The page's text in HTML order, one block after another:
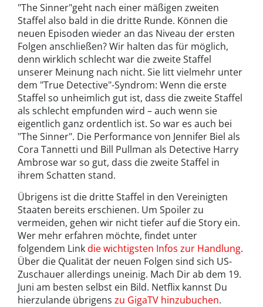
"The Sinner"geht nach einer mäßigen zweiten
Staffel also bald in die dritte Runde. Können die
neuen Episoden wieder an das Niveau der ersten
Folgen anschließen? Wir halten das für möglich,
denn wirklich schlecht war die zweite Staffel
unserer Meinung nach nicht. Sie litt vielmehr unter
dem "True Detective"-Syndrom: Wenn die erste
Staffel so unheimlich gut ist, dass die zweite Staffel
als schlecht empfunden wird – auch wenn sie
eigentlich ganz ordentlich ist. So war es auch bei
"The Sinner". Die Performance von Jennifer Biel als
Cora Tannetti und Bill Pullman als Detective Harry
Ambrose war so gut, dass die zweite Staffel in
ihrem Schatten stand.
Übrigens ist die dritte Staffel in den Vereinigten
Staaten bereits erschienen. Um Spoiler zu
vermeiden, gehen wir nicht tiefer auf die Story ein.
Wer mehr erfahren möchte, findet unter
folgendem Linkdie wichtigsten Infos zur Handlung.
Über die Qualität der neuen Folgen sind sich US-
Zuschauer allerdings uneinig. Mach Dir ab dem 19.
Juni am besten selbst ein Bild. Netflix kannst Du
hierzulande übrigens zu GigaTV hinzubuchen.